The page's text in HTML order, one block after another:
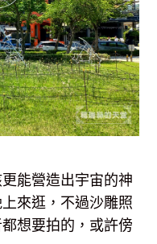
能營造出宇宙的神
來逛，不過沙雕照
想要拍的，或許傍